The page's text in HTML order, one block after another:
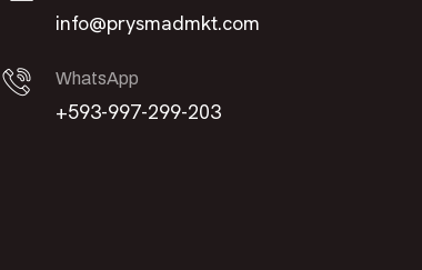
info@prysmadmkt.com
WhatsApp
+593-997-299-203